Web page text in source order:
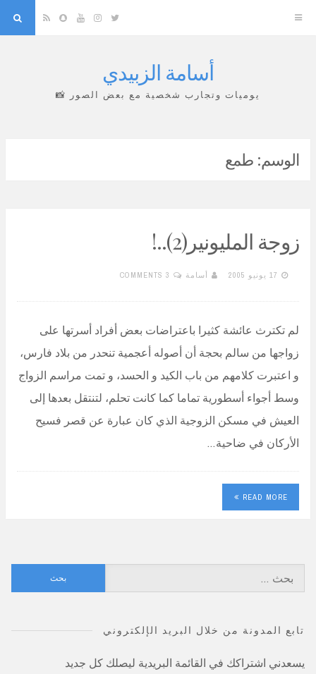
Twitter
Instagram
YouTube
Snapchat
RSS
أسامة الزبيدي
يوميات وتجارب شخصية مع بعض الصور 📸
الوسم: طمع
زوجة المليونير(2)..!
17 يونيو 2005 أسامة 3 COMMENTS
لم تكترث عائشة كثيرا باعتراضات بعض أفراد أسرتها على
زواجها من سالم بحجة أن أصوله أعجمية تنحدر من بلاد فارس،
و اعتبرت كلامهم من باب الكيد و الحسد، و تمت مراسم الزواج
وسط أجواء أسطورية تماما كما كانت تحلم، لتنتقل بعدها إلى
العيش في مسكن الزوجية الذي كان عبارة عن قصر فسيح
الأركان في ضاحية…
READ MORE
عن:
تابع المدونة من خلال البريد الإلكتروني
يسعدني اشتراكك في القائمة البريدية ليصلك كل جديد